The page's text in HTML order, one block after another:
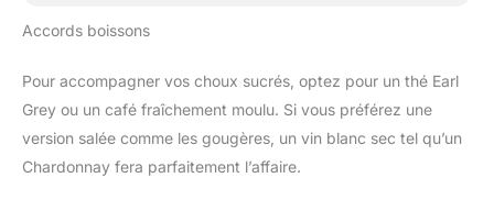
Accords boissons
Pour accompagner vos choux sucrés, optez pour un thé Earl
Grey ou un café fraîchement moulu. Si vous préférez une
version salée comme les gougères, un vin blanc sec tel qu’un
Chardonnay fera parfaitement l’affaire.